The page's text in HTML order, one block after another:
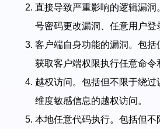
直接导致严重影响的逻辑漏洞
号密码更改漏洞、任意用户登
客户端自身功能的漏洞。包
获取客户端权限执行任意命令
越权访问。包括但不限于绕
维度敏感信息的越权访问。
本地任意代码执行。包括但